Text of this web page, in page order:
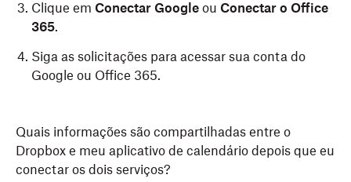
Clique em Conectar Google ou Conectar o Office
365.
Siga as solicitações para acessar sua conta do
Google ou Office 365.
Quais informações são compartilhadas entre o
Dropbox e meu aplicativo de calendário depois que eu
conectar os dois serviços?